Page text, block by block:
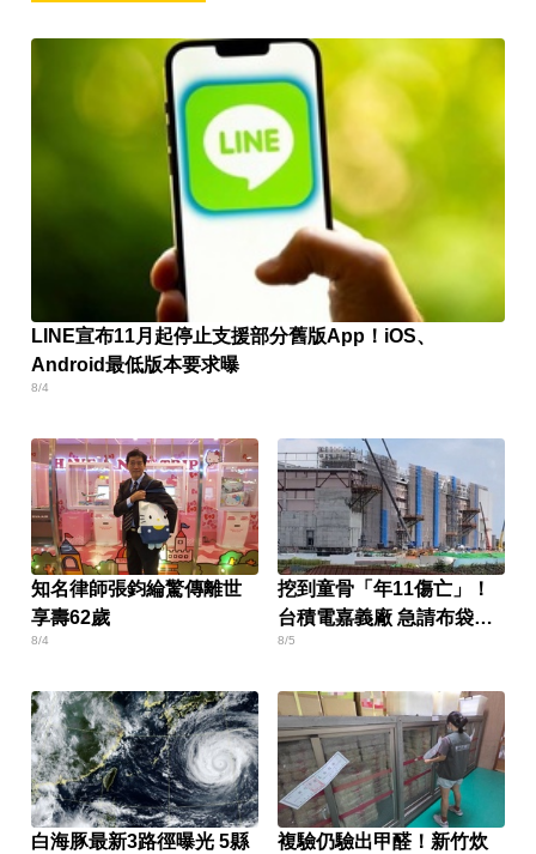
LINE宣布11月起停止支援部分舊版App！iOS、
Android最低版本要求曝
8/4
知名律師張鈞綸驚傳離世
享壽62歲
8/4
挖到童骨「年11傷亡」！
台積電嘉義廠 急請布袋戲
壓煞
8/5
白海豚最新3路徑曝光 5縣
複驗仍驗出甲醛！新竹炊